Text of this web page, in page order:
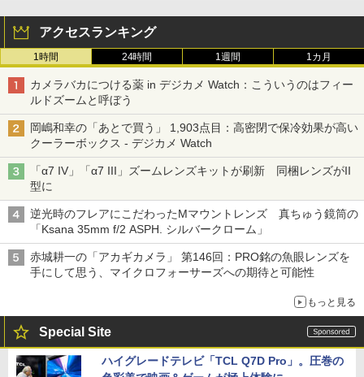
アクセスランキング
1時間 24時間 1週間 1カ月
カメラバカにつける薬 in デジカメ Watch：こういうのはフィー
ルドズームと呼ぼう
岡嶋和幸の「あとで買う」 1,903点目：高密閉で保冷効果が高い
クーラーボックス - デジカメ Watch
「α7 IV」「α7 III」ズームレンズキットが刷新 同梱レンズがII
型に
逆光時のフレアにこだわったMマウントレンズ 真ちゅう鏡筒の
「Ksana 35mm f/2 ASPH. シルバークローム」
赤城耕一の「アカギカメラ」 第146回：PRO銘の魚眼レンズを
手にして思う、マイクロフォーサーズへの期待と可能性
もっと見る
Special Site
ハイグレードテレビ「TCL Q7D Pro」。圧巻の